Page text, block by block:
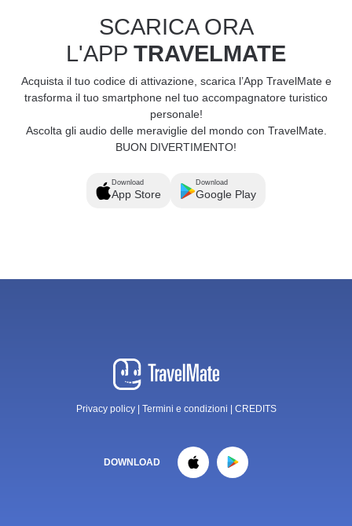
SCARICA ORA
L'APP TRAVELMATE
Acquista il tuo codice di attivazione, scarica l’App TravelMate e
trasforma il tuo smartphone nel tuo accompagnatore turistico
personale!
Ascolta gli audio delle meraviglie del mondo con TravelMate.
BUON DIVERTIMENTO!
Download
App Store
Download
Google Play
Privacy policy| Termini e condizioni CREDITS
DOWNLOAD